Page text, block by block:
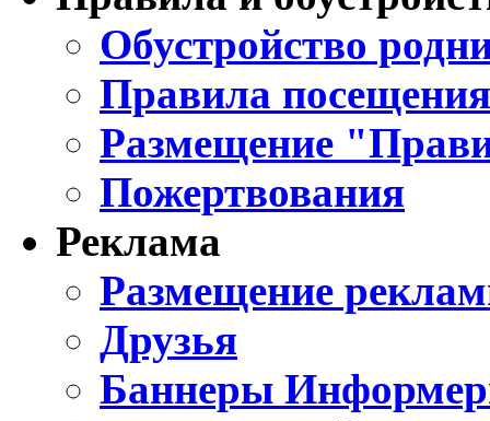
Обустройство
Правила
Размещение
Пожертвования
Реклама
Размещение
Друзья
Баннеры